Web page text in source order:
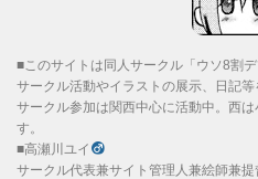
■このサイトは同人サークル「ウソ8割
サークル活動やイラストの展示、日記等
サークル参加は関西中心に活動中。西
す。
■高瀬川ユイ
サークル代表兼サイト管理人兼絵師兼提